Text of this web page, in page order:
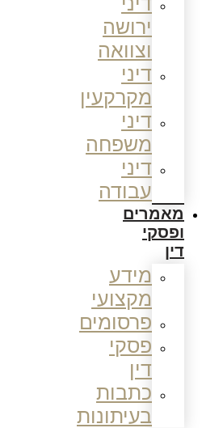
ירושה
וצוואה
דיני
מקרקעין
דיני
משפחה
דיני
עבודה
מאמרים
ופסקי
דין
מידע
מקצועי
פרסומים
פסקי
דין
כתבות
בעיתונות